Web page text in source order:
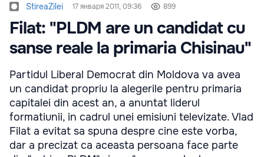
StireaZilei 17 января 2011, 09:36 899
Filat: "PLDM are un candidat cu
sanse reale la primaria Chisinau"
Partidul Liberal Democrat din Moldova va avea
un candidat propriu la alegerile pentru primaria
capitalei din acest an, a anuntat liderul
formatiunii, in cadrul unei emisiuni televizate. Vlad
Filat a evitat sa spuna despre cine este vorba,
dar a precizat ca aceasta persoana face parte